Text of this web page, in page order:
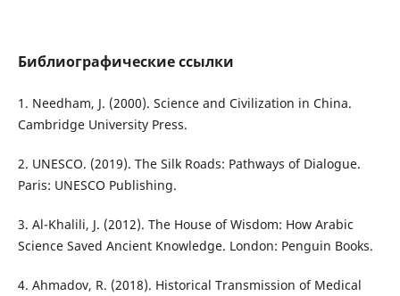
Библиографические ссылки
1. Needham, J. (2000). Science and Civilization in China.
Cambridge University Press.
2. UNESCO. (2019). The Silk Roads: Pathways of Dialogue.
Paris: UNESCO Publishing.
3. Al-Khalili, J. (2012). The House of Wisdom: How Arabic
Science Saved Ancient Knowledge. London: Penguin Books.
4. Ahmadov, R. (2018). Historical Transmission of Medical